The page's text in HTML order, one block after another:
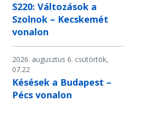
S220: Változások a
Szolnok – Kecskemét
vonalon
2026. augusztus 6. csütörtök,
07.22
Késések a Budapest –
Pécs vonalon